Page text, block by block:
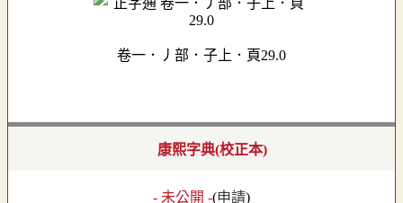
卷一．丿部．子上．頁29.0
康熙字典(校正本)
- 未公開 -(申請)